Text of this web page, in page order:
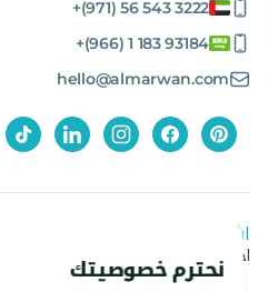
نحترم خصوصيتك
+(971) 56 543 3222
+(966) 1 183 93184
hello@almarwan.com
اشترك في نشرتنا الإخبارية
احصل على آخر العروض والأخبار من